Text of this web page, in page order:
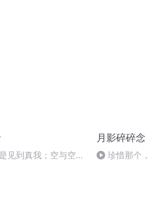
见到真我；空与空有
月影碎碎念
珍惜那个